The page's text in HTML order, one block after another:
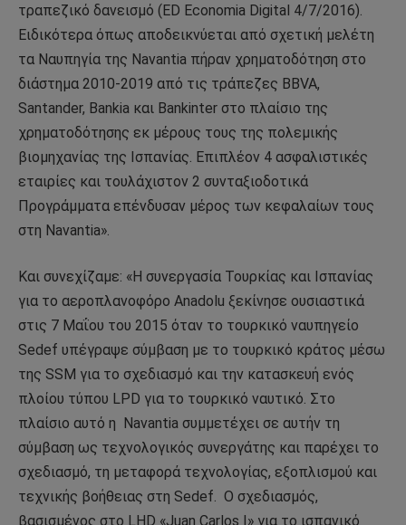
τραπεζικό δανεισμό (ED Economia Digital 4/7/2016).
Ειδικότερα όπως αποδεικνύεται από σχετική μελέτη
τα Ναυπηγία της Navantia πήραν χρηματοδότηση στο
διάστημα 2010-2019 από τις τράπεζες BBVA,
Santander, Bankia και Bankinter στο πλαίσιο της
χρηματοδότησης εκ μέρους τους της πολεμικής
βιομηχανίας της Ισπανίας. Επιπλέον 4 ασφαλιστικές
εταιρίες και τουλάχιστον 2 συνταξιοδοτικά
Προγράμματα επένδυσαν μέρος των κεφαλαίων τους
στη Navantia».
Και συνεχίζαμε: «Η συνεργασία Τουρκίας και Ισπανίας
για το αεροπλανοφόρο Anadolu ξεκίνησε ουσιαστικά
στις 7 Μαΐου του 2015 όταν το τουρκικό ναυπηγείο
Sedef υπέγραψε σύμβαση με το τουρκικό κράτος μέσω
της SSM για το σχεδιασμό και την κατασκευή ενός
πλοίου τύπου LPD για το τουρκικό ναυτικό. Στο
πλαίσιο αυτό η Navantia συμμετέχει σε αυτήν τη
σύμβαση ως τεχνολογικός συνεργάτης και παρέχει το
σχεδιασμό, τη μεταφορά τεχνολογίας, εξοπλισμού και
τεχνικής βοήθειας στη Sedef. Ο σχεδιασμός,
βασισμένος στο LHD «Juan Carlos I» για το ισπανικό